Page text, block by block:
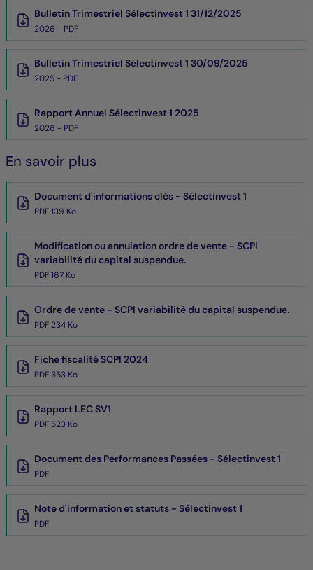
Bulletin Trimestriel Sélectinvest 1 31/12/2025
2026 - PDF
Bulletin Trimestriel Sélectinvest 1 30/09/2025
2025 - PDF
Rapport Annuel Sélectinvest 1 2025
2026 - PDF
En savoir plus
Document d'informations clés - Sélectinvest 1
PDF 139 Ko
Modification ou annulation ordre de vente - SCPI
variabilité du capital suspendue.
PDF 167 Ko
Ordre de vente - SCPI variabilité du capital suspendue.
PDF 234 Ko
Fiche fiscalité SCPI 2024
PDF 353 Ko
Rapport LEC SV1
PDF 523 Ko
Document des Performances Passées - Sélectinvest 1
PDF
Note d'information et statuts - Sélectinvest 1
PDF